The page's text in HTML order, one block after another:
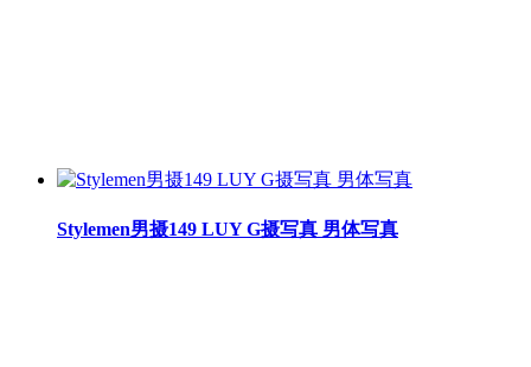
Stylemen男摄149 LUY G摄写真 男体写真